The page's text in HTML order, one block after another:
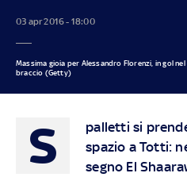
03 apr 2016 - 18:00
Massima gioia per Alessandro Florenzi, in gol
braccio (Getty)
S
palletti si
spazio a Totti:
segno El